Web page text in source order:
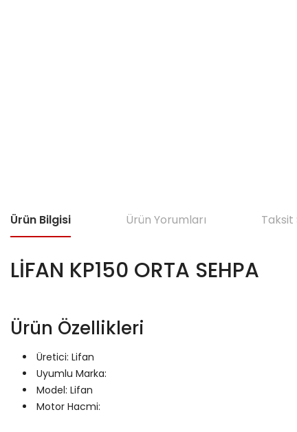
Ürün Bilgisi Ürün Yorumları Taksit
LİFAN KP150 ORTA SEHPA
Ürün Özellikleri
Üretici: Lifan
Uyumlu Marka:
Model: Lifan
Motor Hacmi: